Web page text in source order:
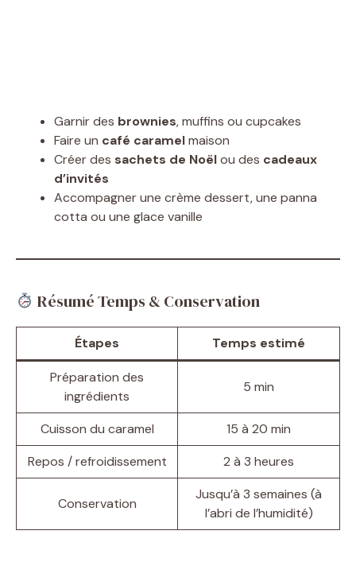
Garnir des brownies, muffins ou cupcakes
Faire un café caramelmaison
Créer des sachets de Noëlou des cadeaux
d’invités
Accompagner une crème dessert, une panna
cotta ou une glace vanille
Résumé Temps & Conservation
Étapes Temps estimé
Préparation des
ingrédients
5 min
Cuisson du caramel
15 à 20 min
Repos / refroidissement
2 à 3 heures
Conservation
Jusqu’à 3 semaines (à
l’abri de l’humidité)